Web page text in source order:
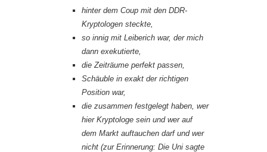
hinter dem Coup mit den DDR-
Kryptologen steckte,
so innig mit Leiberich war, der mich
dann exekutierte,
die Zeiträume perfekt passen,
Schäuble in exakt der richtigen
Position war,
die zusammen festgelegt haben, wer
hier Kryptologe sein und wer auf
dem Markt auftauchen darf und wer
nicht (zur Erinnerung: Die Uni sagte